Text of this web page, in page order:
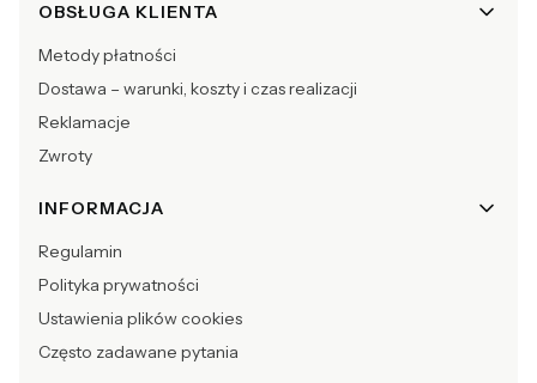
OBSŁUGA KLIENTA
Metody płatności
Dostawa – warunki, koszty i czas realizacji
Reklamacje
Zwroty
INFORMACJA
Regulamin
Polityka prywatności
Ustawienia plików cookies
Często zadawane pytania